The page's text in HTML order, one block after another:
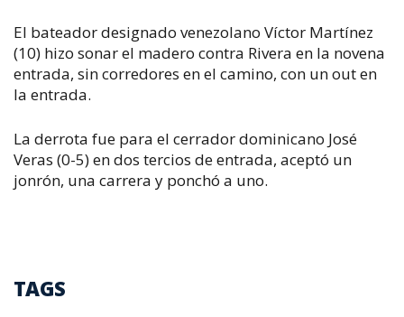
El bateador designado venezolano Víctor Martínez
(10) hizo sonar el madero contra Rivera en la novena
entrada, sin corredores en el camino, con un out en
la entrada.
La derrota fue para el cerrador dominicano José
Veras (0-5) en dos tercios de entrada, aceptó un
jonrón, una carrera y ponchó a uno.
TAGS